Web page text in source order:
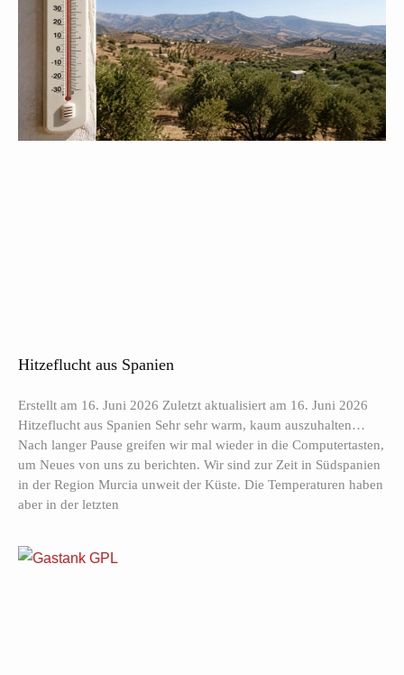
Hitzeflucht aus Spanien
Erstellt am 16. Juni 2026 Zuletzt aktualisiert am 16. Juni 2026
Hitzeflucht aus Spanien Sehr sehr warm, kaum auszuhalten…
Nach langer Pause greifen wir mal wieder in die Computertasten,
um Neues von uns zu berichten. Wir sind zur Zeit in Südspanien
in der Region Murcia unweit der Küste. Die Temperaturen haben
aber in der letzten